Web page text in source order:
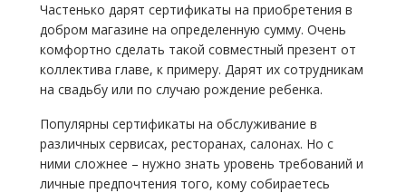
Частенько дарят сертификаты на приобретения в
добром магазине на определенную сумму. Очень
комфортно сделать такой совместный презент от
коллектива главе, к примеру. Дарят их сотрудникам
на свадьбу или по случаю рождение ребенка.
Популярны сертификаты на обслуживание в
различных сервисах, ресторанах, салонах. Но с
ними сложнее – нужно знать уровень требований и
личные предпочтения того, кому собираетесь